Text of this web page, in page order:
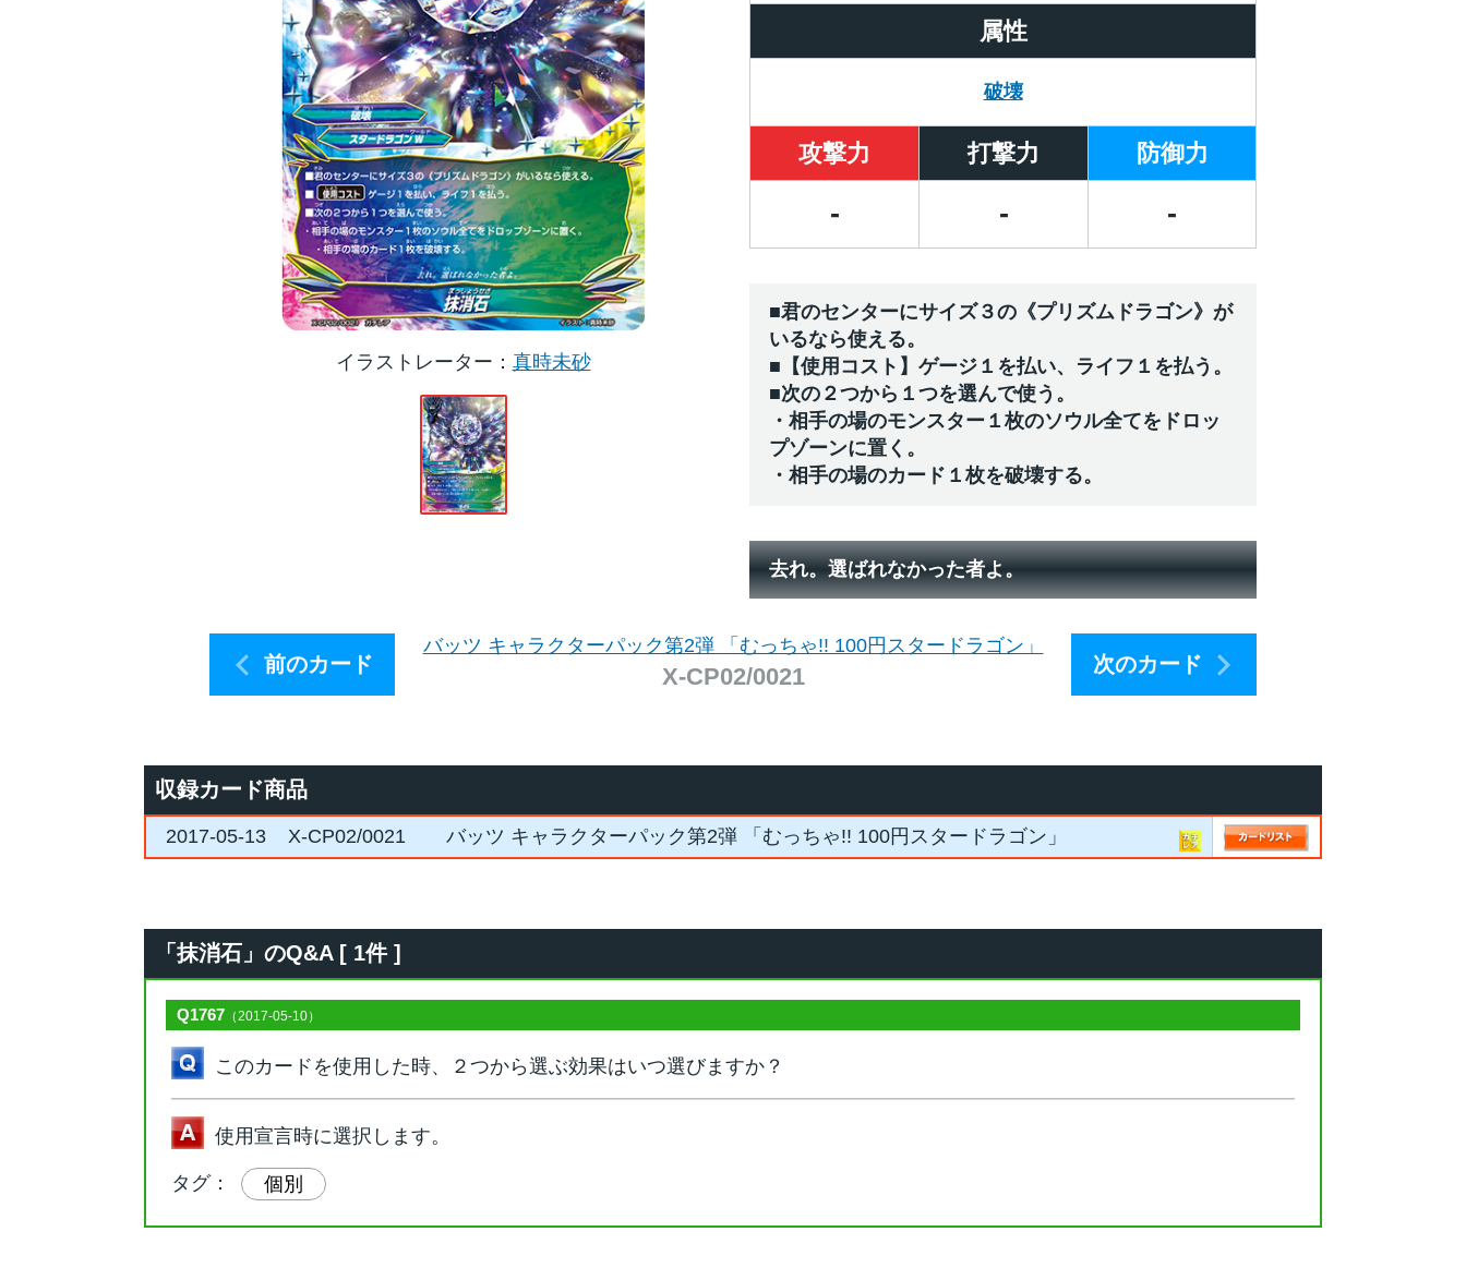
イラストレーター 真時未砂
属性
破壊
攻撃力 打撃力 防御力
- - -
■君のセンターにサイズ３の《プリズムドラゴン》が
いるなら使える。
■【使用コスト】ゲージ１を払い、ライフ１を払う。
■次の２つから１つを選んで使う。
・相手の場のモンスター１枚のソウル全てをドロッ
プゾーンに置く。
・相手の場のカード１枚を破壊する。
去れ。選ばれなかった者よ。
前のカード
バッツ キャラクターパック第2弾 「むっちゃ!! 100円スタードラゴン」
X-CP02/0021 次のカード
収録カード商品
2017-05-13 X-CP02/0021 バッツ キャラクターパック第2弾 「むっちゃ!! 100円スタードラゴン」
「抹消石」のQ&A [ 1件 ]
Q1767 （2017-05-10）
このカードを使用した時、２つから選ぶ効果はいつ選びますか？
使用宣言時に選択します。
タグ： 個別